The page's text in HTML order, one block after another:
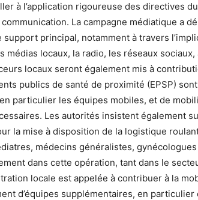
à l’application rigoureuse des directives
La campagne médiatique a
support principal, notamment à travers
médias locaux, la radio, les réseaux
locaux seront également mis à
publics de santé de proximité (EPSP)
particulier les équipes mobiles, et de
Les autorités insistent également
la mise à disposition de la logistique
médecins généralistes,
dans cette opération, tant dans le
locale est appelée à contribuer à la
d’équipes supplémentaires, en particulier